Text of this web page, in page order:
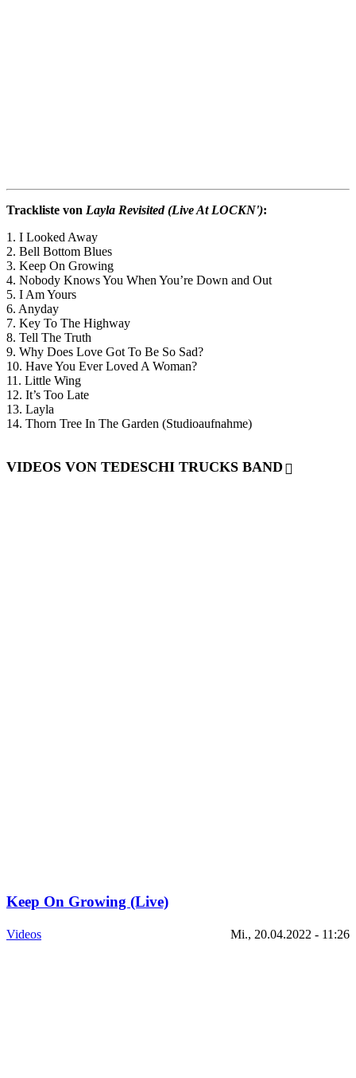
Trackliste von Layla Revisited (Live At LOCKN'):
1. I Looked Away
2. Bell Bottom Blues
3. Keep On Growing
4. Nobody Knows You When You’re Down and Out
5. I Am Yours
6. Anyday
7. Key To The Highway
8. Tell The Truth
9. Why Does Love Got To Be So Sad?
10. Have You Ever Loved A Woman?
11. Little Wing
12. It’s Too Late
13. Layla
14. Thorn Tree In The Garden (Studioaufnahme)
VIDEOS VON TEDESCHI TRUCKS BAND
Keep On Growing (Live)
Videos Mi., 20.04.2022 - 11:26